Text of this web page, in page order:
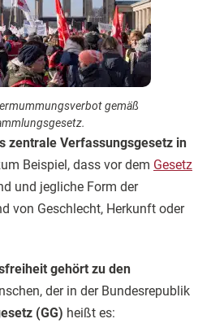
gemäß
zentrale Verfassungsgesetz in
Beispiel, dass vor dem Gesetz
und jegliche Form der
von Geschlecht, Herkunft oder
gehört zu den
der in der Bundesrepublik
(GG) heißt es: